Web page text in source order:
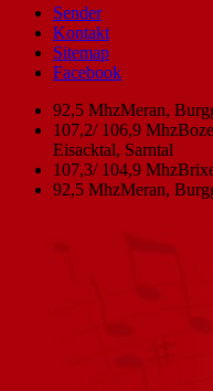
Sender
Kontakt
Sitemap
Facebook
92,5 MhzMeran,
107,2/ 106,9 Mhz
Eisacktal, Sarntal
107,3/ 104,9 Mhz
92,5 MhzMeran,